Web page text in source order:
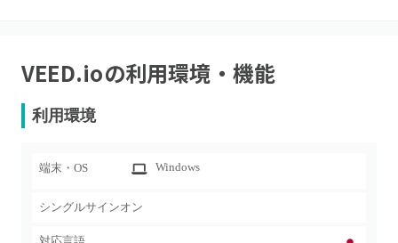
VEED.ioの利用環境・機能
利用環境
端末・OS Windows
シングルサインオン